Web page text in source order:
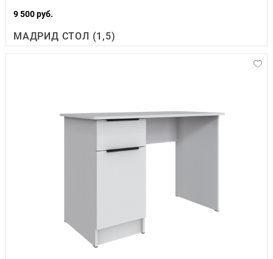
9 500 руб.
МАДРИД СТОЛ (1,5)